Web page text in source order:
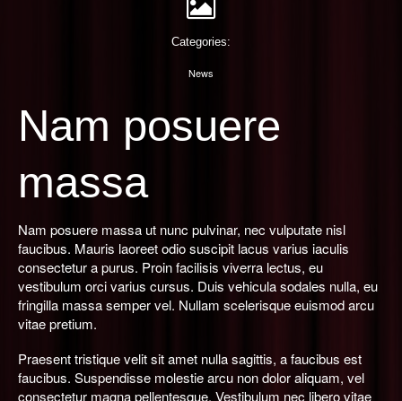
PHOTOGRAPHY
CONTACT US
Categories:
News
Nam posuere
massa
Nam posuere massa ut nunc pulvinar, nec vulputate nisl
faucibus. Mauris laoreet odio suscipit lacus varius iaculis
consectetur a purus. Proin facilisis viverra lectus, eu
vestibulum orci varius cursus. Duis vehicula sodales nulla, eu
fringilla massa semper vel. Nullam scelerisque euismod arcu
vitae pretium.
Praesent tristique velit sit amet nulla sagittis, a faucibus est
faucibus. Suspendisse molestie arcu non dolor aliquam, vel
consectetur magna pellentesque. Vestibulum nec libero vitae